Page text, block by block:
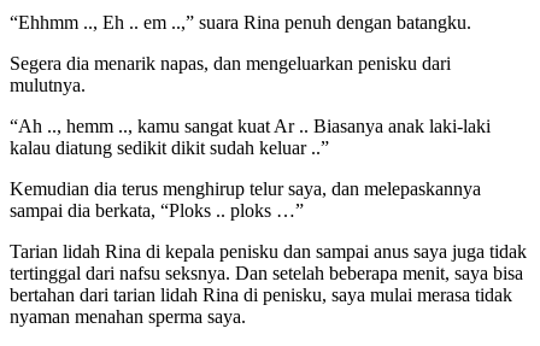
“Ehhmm .., Eh .. em ..,” suara Rina penuh dengan batangku.
Segera dia menarik napas, dan mengeluarkan penisku dari
mulutnya.
“Ah .., hemm .., kamu sangat kuat Ar .. Biasanya anak laki-laki
kalau diatung sedikit dikit sudah keluar ..”
Kemudian dia terus menghirup telur saya, dan melepaskannya
sampai dia berkata, “Ploks .. ploks …”
Tarian lidah Rina di kepala penisku dan sampai anus saya juga tidak
tertinggal dari nafsu seksnya. Dan setelah beberapa menit, saya bisa
bertahan dari tarian lidah Rina di penisku, saya mulai merasa tidak
nyaman menahan sperma saya.